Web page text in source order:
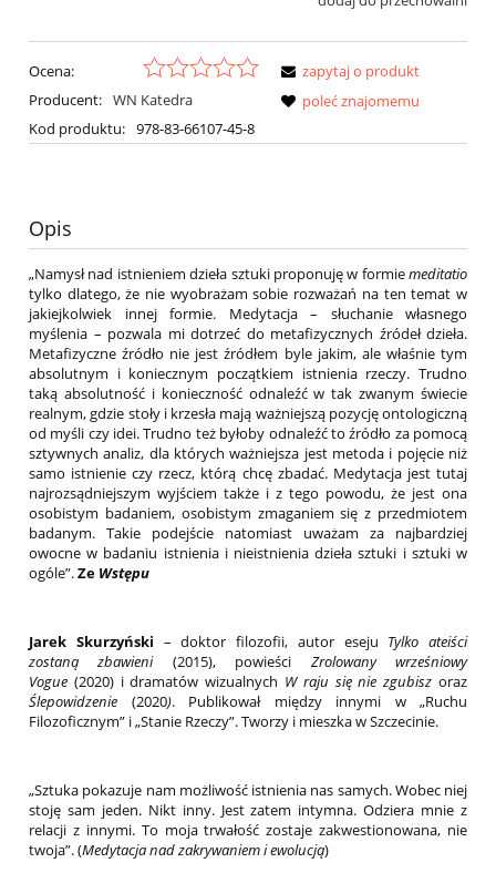
Ocena:
Producent: WN Katedra
Kod produktu: 978-83-66107-45-8
zapytaj o produkt
poleć znajomemu
Opis
„Namysł nad istnieniem dzieła sztuki proponuję w formiemeditatio
tylko dlatego, że nie wyobrażam sobie rozważań na ten temat w
jakiejkolwiek innej formie. Medytacja – słuchanie własnego
myślenia – pozwala mi dotrzeć do metafizycznych źródeł dzieła.
Metafizyczne źródło nie jest źródłem byle jakim, ale właśnie tym
absolutnym i koniecznym początkiem istnienia rzeczy. Trudno
taką absolutność i konieczność odnaleźć w tak zwanym świecie
realnym, gdzie stoły i krzesła mają ważniejszą pozycję ontologiczną
od myśli czy idei. Trudno też byłoby odnaleźć to źródło za pomocą
sztywnych analiz, dla których ważniejsza jest metoda i pojęcie niż
samo istnienie czy rzecz, którą chcę zbadać. Medytacja jest tutaj
najrozsądniejszym wyjściem także i z tego powodu, że jest ona
osobistym badaniem, osobistym zmaganiem się z przedmiotem
badanym. Takie podejście natomiast uważam za najbardziej
owocne w badaniu istnienia i nieistnienia dzieła sztuki i sztuki w
ogóle”.Ze Wstępu
Jarek Skurzyński – doktor filozofii, autor eseju Tylko ateiści
zostaną zbawieni (2015), powieści Zrolowany wrześniowy
Vogue (2020) i dramatów wizualnych W raju się nie zgubisz oraz
Ślepowidzenie (2020). Publikował między innymi w „Ruchu
Filozoficznym” i „Stanie Rzeczy”. Tworzy i mieszka w Szczecinie.
„Sztuka pokazuje nam możliwość istnienia nas samych. Wobec niej
stoję sam jeden. Nikt inny. Jest zatem intymna. Odziera mnie z
relacji z innymi. To moja trwałość zostaje zakwestionowana, nie
twoja”. (Medytacja nad zakrywaniem i ewolucją)